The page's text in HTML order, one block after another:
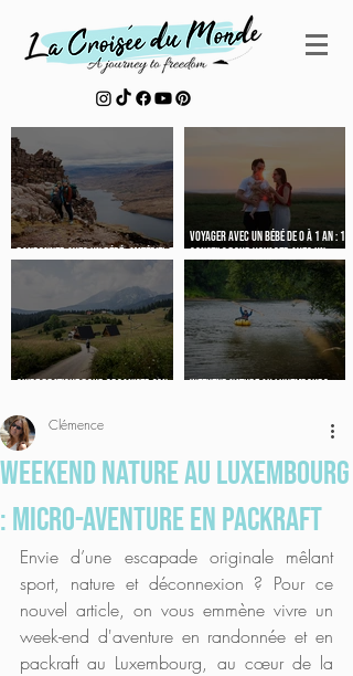
Randonner avec un bébé : matériel et
Voyager avec un bébé de 0 à 1 an : 10
conseils pour voyager avec un
nouveau-né
Guide pratique pour organiser son
Weekend nature au luxembourg :
Weekend nature au luxembourg
: micro-aventure en packraft
Clémence
Envie d’une escapade originale mêlant
sport, nature et déconnexion ? Pour ce
nouvel article, on vous emmène vivre un
week-end d'aventure en randonnée et en
packraft au Luxembourg, au cœur de la